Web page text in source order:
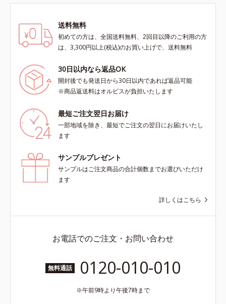
送料無料
初めての方は、全国送料無料、2回目以降のご利用の方
は、3,300円以上(税込)のお買い上げで、送料無料
30日以内なら返品OK
開封後でも発送日から30日以内であれば返品可能
※商品返送料はオルビスが負担いたします
最短ご注文翌日お届け
一部地域を除き、最短でご注文の翌日にお届けいたし
ます
サンプルプレゼント
サンプルはご注文商品の合計個数までお選びいただけ
ます
詳しくはこちら
お電話でのご注文・お問い合わせ
無料通話 0120-010-010
午前9時より午後7時まで